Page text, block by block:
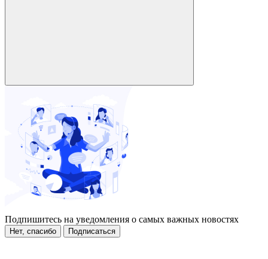
Подпишитесь на уведомления о самых важных новостях
Нет, спасибо Подписаться